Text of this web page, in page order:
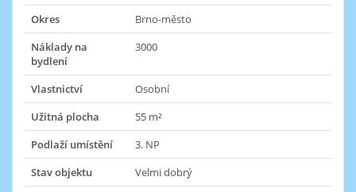
Okres
Brno-město
Náklady na
bydlení
3000
Vlastnictví
Osobní
Užitná plocha
55 m²
Podlaží umístění
3. NP
Stav objektu
Velmi dobrý